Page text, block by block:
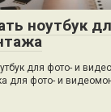
ноутбук
для фото- и
для фото- и